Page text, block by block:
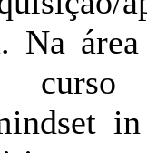
Na
curso